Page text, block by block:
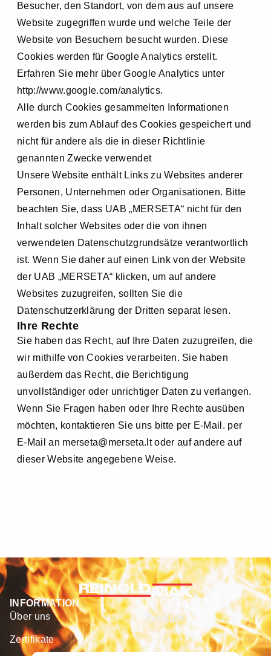
Besucher, den Standort, von dem aus auf unsere
Website zugegriffen wurde und welche Teile der
Website von Besuchern besucht wurden. Diese
Cookies werden für Google Analytics erstellt.
Erfahren Sie mehr über Google Analytics unter
http://www.google.com/analytics.
Alle durch Cookies gesammelten Informationen
werden bis zum Ablauf des Cookies gespeichert und
nicht für andere als die in dieser Richtlinie
genannten Zwecke verwendet
Unsere Website enthält Links zu Websites anderer
Personen, Unternehmen oder Organisationen. Bitte
beachten Sie, dass UAB „MERSETA“ nicht für den
Inhalt solcher Websites oder die von ihnen
verwendeten Datenschutzgrundsätze verantwortlich
ist. Wenn Sie daher auf einen Link von der Website
der UAB „MERSETA“ klicken, um auf andere
Websites zuzugreifen, sollten Sie die
Datenschutzerklärung der Dritten separat lesen.
Ihre Rechte
Sie haben das Recht, auf Ihre Daten zuzugreifen, die
wir mithilfe von Cookies verarbeiten. Sie haben
außerdem das Recht, die Berichtigung
unvollständiger oder unrichtiger Daten zu verlangen.
Wenn Sie Fragen haben oder Ihre Rechte ausüben
möchten, kontaktieren Sie uns bitte per E-Mail. per
E-Mail an merseta@merseta.lt oder auf andere auf
dieser Website angegebene Weise.
INFORMATION
Über uns
Zertifikate
PRODUKTE
Produkte